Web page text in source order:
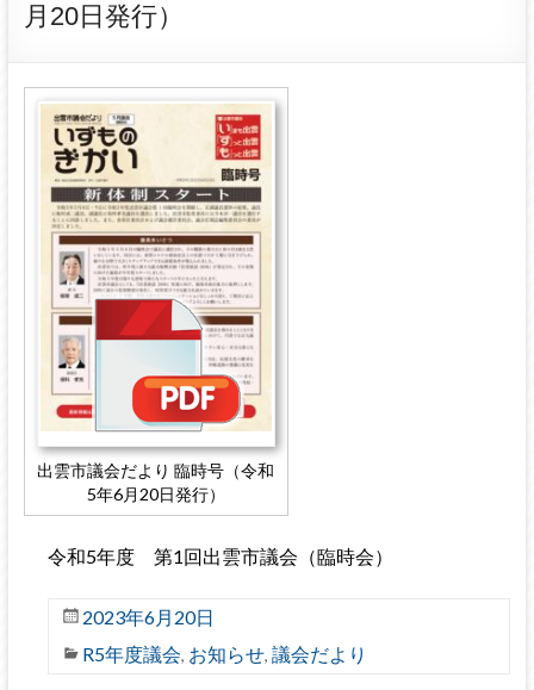
月20日発行）
出雲市議会だより 臨時号（令和
5年6月20日発行）
令和5年度 第1回出雲市議会（臨時会）
2023年6月20日
R5年度議会, お知らせ, 議会だより